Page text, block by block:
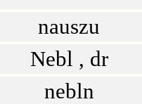
nauszu
Nebl , dr
nebln